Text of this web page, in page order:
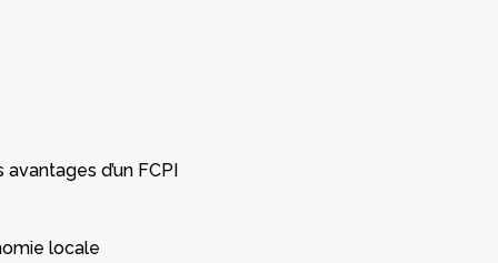
d’un FCPI
locale